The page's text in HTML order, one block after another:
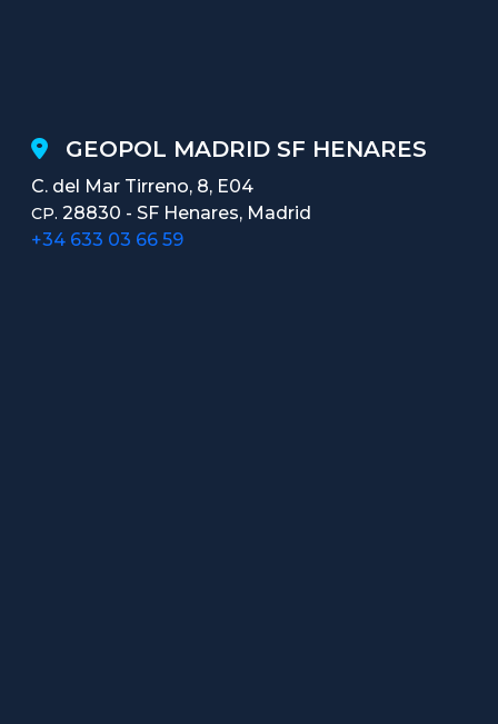
GEOPOL MADRID SF HENARES
C. del Mar Tirreno, 8, E04
CP. 28830 - SF Henares, Madrid
+34 633 03 66 59